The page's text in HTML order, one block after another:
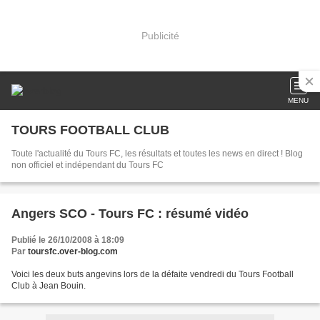
Publicité
MENU
TOURS FOOTBALL CLUB
Toute l'actualité du Tours FC, les résultats et toutes les news en direct ! Blog
non officiel et indépendant du Tours FC
Angers SCO - Tours FC : résumé vidéo
Publié le 26/10/2008 à 18:09
Par toursfc.over-blog.com
Voici les deux buts angevins lors de la défaite vendredi du Tours Football
Club à Jean Bouin.